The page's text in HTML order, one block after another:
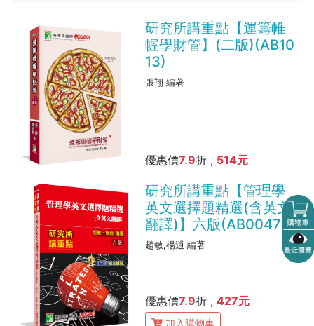
研究所講重點【運籌帷
幄學財管】(二版)(AB10
13)
張翔 編著
優惠價7.9折 , 514元
研究所講重點【管理學
英文選擇題精選(含英文
翻譯)】六版(AB0047)
趙敏,楊逍 編著
優惠價7.9折 ,427元
加入購物車